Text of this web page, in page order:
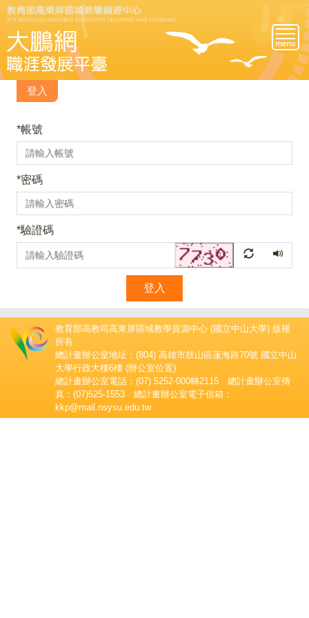
跳
到
主
要
內
容
登入
*帳號
*密碼
*驗證碼
登入
教育部高教司高東屏區域教學資源中心 (國立中山大學) 版權
所有
總計畫辦公室地址：(804) 高雄市鼓山區蓮海路70號 國立中山
大學行政大樓6樓 (辦公室位置)
總計畫辦公室電話：(07) 5252-000轉2115 總計畫辦公室傳
真：(07)525-1553 總計畫辦公室電子信箱：
kkp@mail.nsysu.edu.tw